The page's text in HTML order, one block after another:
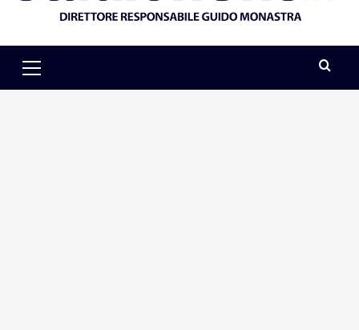
Menu